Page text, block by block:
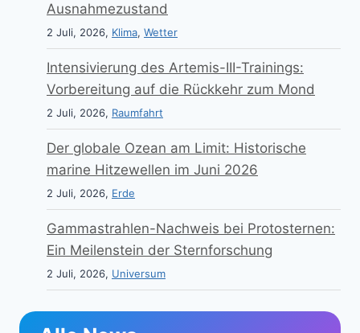
Ausnahmezustand
2 Juli, 2026, Klima, Wetter
Intensivierung des Artemis-III-Trainings:
Vorbereitung auf die Rückkehr zum Mond
2 Juli, 2026, Raumfahrt
Der globale Ozean am Limit: Historische
marine Hitzewellen im Juni 2026
2 Juli, 2026, Erde
Gammastrahlen-Nachweis bei Protosternen:
Ein Meilenstein der Sternforschung
2 Juli, 2026, Universum